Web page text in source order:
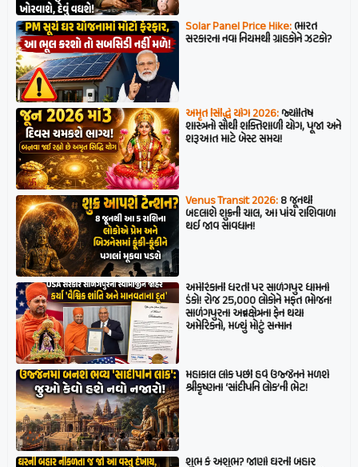
Solar Panel Price Hike:ભારત
સરકારના નવા નિયમથી ગ્રાહકોને ઝટકો?
અમૃત સિદ્ધિ યોગ 2026:જ્યોતિષ
શાસ્ત્રનો સૌથી શક્તિશાળી યોગ, પૂજા અને
શરૂઆત માટે બેસ્ટ સમય!
Venus Transit 2026:8 જૂનથી
બદલાશે શુક્રની ચાલ, આ પાંચ રાશિવાળા
થઈ જાવ સાવધાન!
અમેરિકાની ધરતી પર સાળંગપુર ધામનો
ડંકો! રોજ 25,000 લોકોને મફત ભોજન!
સાળંગપુરના અન્નક્ષેત્રના ફેન થયા
અમેરિકનો, મળ્યું મોટું સન્માન
મહાકાલ લોક પછી હવે ઉજ્જૈનને મળશે
શ્રીકૃષ્ણના ‘સાંદીપનિ લોક’ની ભેટ!
શુભ કે અશુભ? જાણો ઘરની બહાર